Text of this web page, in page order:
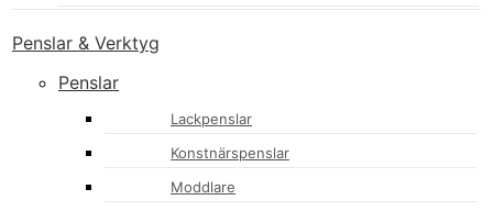
Penslar & Verktyg
Penslar
Lackpenslar
Konstnärspenslar
Moddlare